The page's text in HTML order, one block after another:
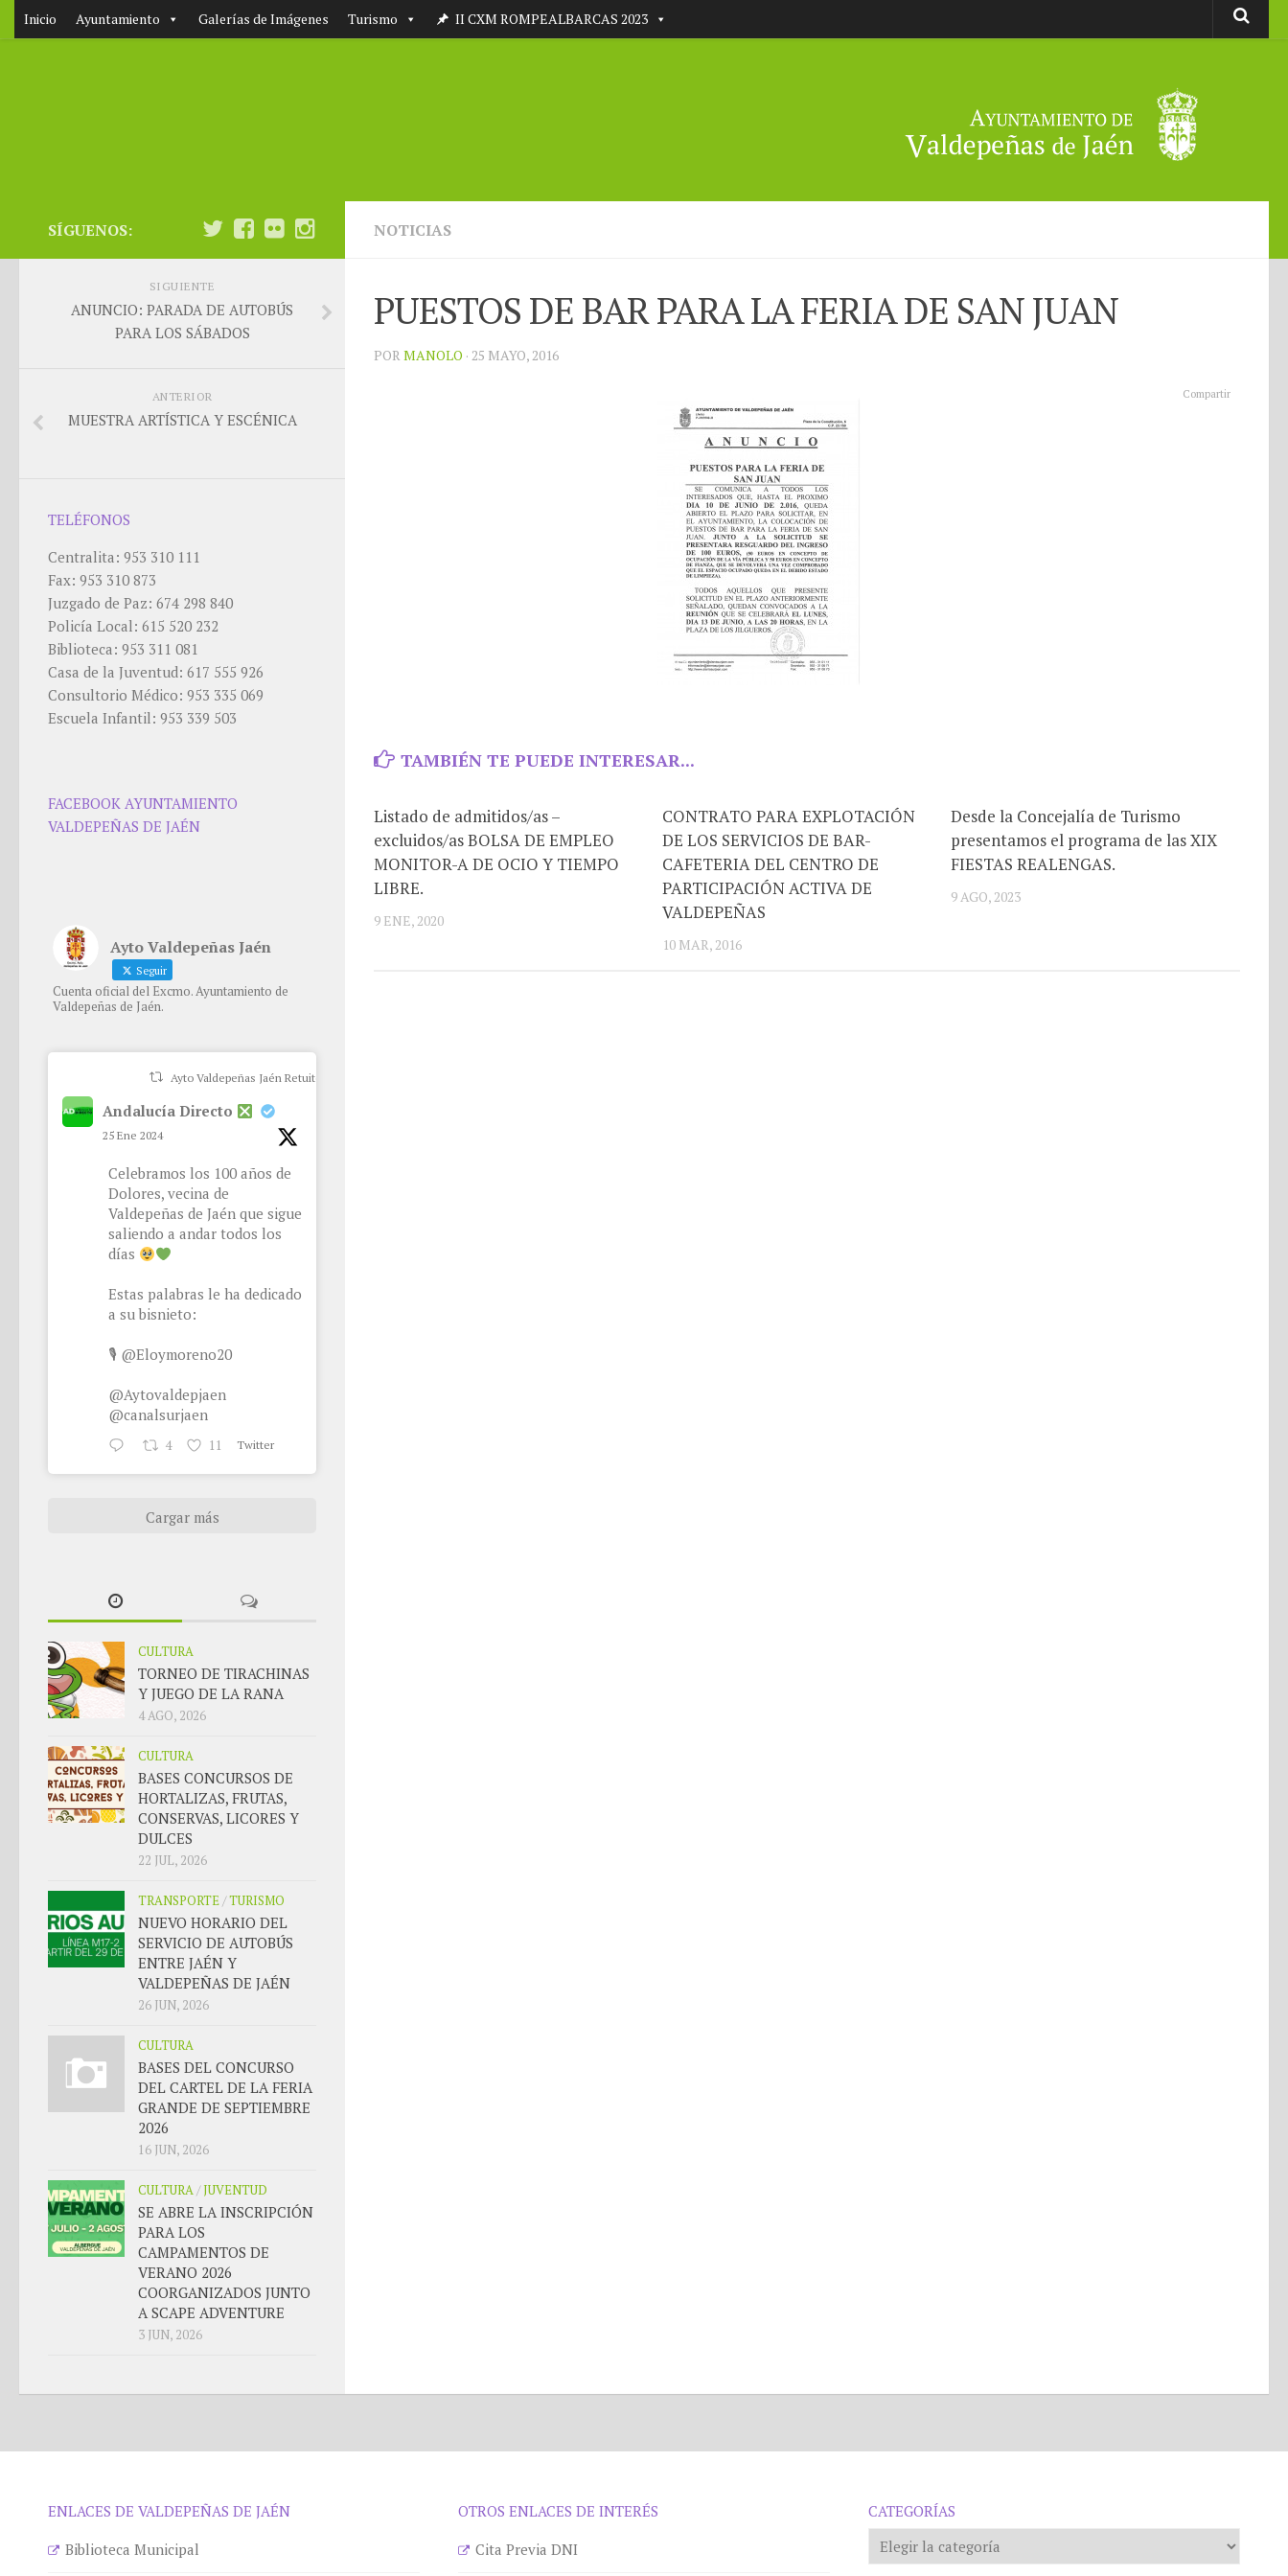
Inicio Ayuntamiento Galerías de Imágenes Turismo II CXM ROMPEALBARCAS 2023
NOTICIAS
PUESTOS DE BAR PARA LA FERIA DE SAN JUAN
POR MANOLO · 25 MAYO, 2016
Compartir
TAMBIÉN TE PUEDE INTERESAR...
Listado de admitidos/as –
excluidos/as BOLSA DE EMPLEO
MONITOR-A DE OCIO Y TIEMPO
LIBRE.
9 ENE, 2020
CONTRATO PARA EXPLOTACIÓN
DE LOS SERVICIOS DE BAR-
CAFETERIA DEL CENTRO DE
PARTICIPACIÓN ACTIVA DE
VALDEPEÑAS
10 MAR, 2016
Desde la Concejalía de Turismo
presentamos el programa de las XIX
FIESTAS REALENGAS.
9 AGO, 2023
SÍGUENOS:
SIGUIENTE
ANUNCIO: PARADA DE AUTOBÚS
PARA LOS SÁBADOS
ANTERIOR
MUESTRA ARTÍSTICA Y ESCÉNICA
TELÉFONOS
Centralita: 953 310 111
Fax: 953 310 873
Juzgado de Paz: 674 298 840
Policía Local: 615 520 232
Biblioteca: 953 311 081
Casa de la Juventud: 617 555 926
Consultorio Médico: 953 335 069
Escuela Infantil: 953 339 503
FACEBOOK AYUNTAMIENTO
VALDEPEÑAS DE JAÉN
Ayto Valdepeñas Jaén
Seguir
Cuenta oficial del Excmo. Ayuntamiento de
Valdepeñas de Jaén.
Ayto Valdepeñas Jaén Retuiteado
Andalucía Directo
25 Ene 2024
Celebramos los 100 años de
Dolores, vecina de
Valdepeñas de Jaén que sigue
saliendo a andar todos los
días
Estas palabras le ha dedicado
a su bisnieto:
🎙 @Eloymoreno20
@Aytovaldepjaen
@canalsurjaen
4 11 Twitter
Cargar más
CULTURA
TORNEO DE TIRACHINAS
Y JUEGO DE LA RANA
4 AGO, 2026
CULTURA
BASES CONCURSOS DE
HORTALIZAS, FRUTAS,
CONSERVAS, LICORES Y
DULCES
22 JUL, 2026
TRANSPORTE/TURISMO
NUEVO HORARIO DEL
SERVICIO DE AUTOBÚS
ENTRE JAÉN Y
VALDEPEÑAS DE JAÉN
26 JUN, 2026
CULTURA
BASES DEL CONCURSO
DEL CARTEL DE LA FERIA
GRANDE DE SEPTIEMBRE
2026
16 JUN, 2026
CULTURA/JUVENTUD
SE ABRE LA INSCRIPCIÓN
PARA LOS
CAMPAMENTOS DE
VERANO 2026
COORGANIZADOS JUNTO
A SCAPE ADVENTURE
3 JUN, 2026
ENLACES DE VALDEPEÑAS DE JAÉN
Biblioteca Municipal
OTROS ENLACES DE INTERÉS
Cita Previa DNI
CATEGORÍAS
Categorías